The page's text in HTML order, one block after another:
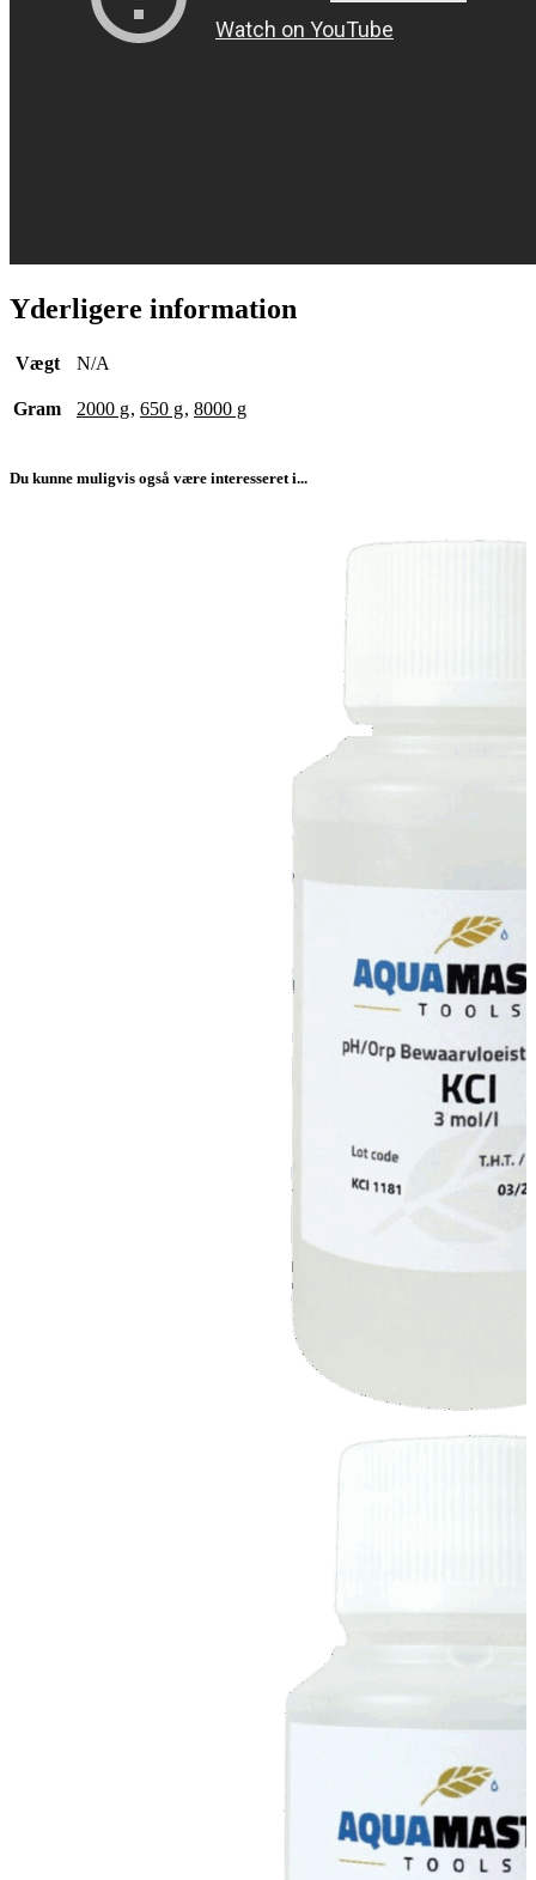
Yderligere information
Vægt N/A
Gram 2000 g, 650 g, 8000 g
Du kunne muligvis også være interesseret i...